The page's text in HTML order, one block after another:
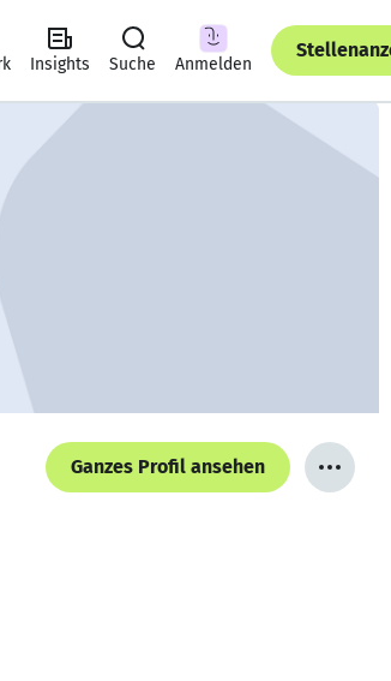
Insights Suche Anmelden
Ganzes Profil ansehen